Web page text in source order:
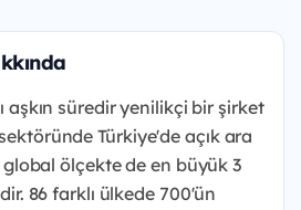
aşkın süredir yenilikçi bir şirket
Türkiye'de açık ara
ölçekte de en büyük 3
86 farklı ülkede 700'ün